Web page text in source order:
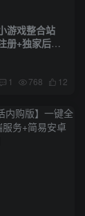
游戏整合站
册+独家后端
义配置
1 768 12